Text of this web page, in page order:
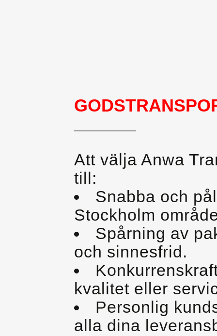
Att välja Anwa
till:
Snabba och
Stockholm
Spårning av
och sinnesfrid.
kvalitet eller
Personlig
alla dina